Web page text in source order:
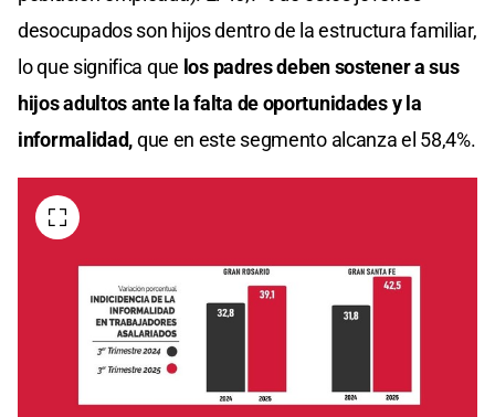
desocupados son hijos dentro de la estructura familiar,
lo que significa que los padres deben sostener a sus
hijos adultos ante la falta de oportunidades y la
informalidad,que en este segmento alcanza el 58,4%.